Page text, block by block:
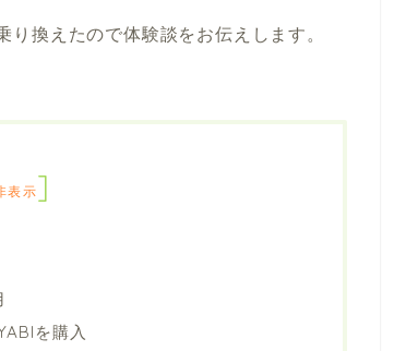
換えたので体験談をお伝えします。
表示]
を購入